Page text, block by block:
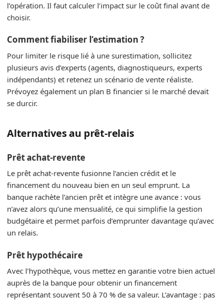
l’opération. Il faut calculer l’impact sur le coût final avant de
choisir.
Comment fiabiliser l’estimation ?
Pour limiter le risque lié à une surestimation, sollicitez
plusieurs avis d’experts (agents, diagnostiqueurs, experts
indépendants) et retenez un scénario de vente réaliste.
Prévoyez également un plan B financier si le marché devait
se durcir.
Alternatives au prêt‑relais
Prêt achat‑revente
Le prêt achat‑revente fusionne l’ancien crédit et le
financement du nouveau bien en un seul emprunt. La
banque rachète l’ancien prêt et intègre une avance : vous
n’avez alors qu’une mensualité, ce qui simplifie la gestion
budgétaire et permet parfois d’emprunter davantage qu’avec
un relais.
Prêt hypothécaire
Avec l’hypothèque, vous mettez en garantie votre bien actuel
auprès de la banque pour obtenir un financement
représentant souvent 50 à 70 % de sa valeur. L’avantage : pas